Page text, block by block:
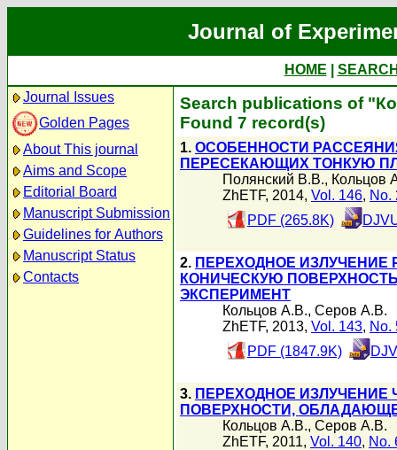
Journal of
HOME
Journal Issues
Golden Pages
About This journal
Aims and Scope
Editorial Board
Manuscript Submission
Guidelines for Authors
Manuscript Status
Contacts
Search publications of
Found 7 record(s)
1. ОСОБЕННОСТИ
ПЕРЕСЕКАЮЩИХ ТОНКУЮ
Полянский В.В., Кольцов
ZhETF, 2014, Vol. 146, No.
PDF (265.8K)
2. ПЕРЕХОДНОЕ
КОНИЧЕСКУЮ
ЭКСПЕРИМЕНТ
Кольцов А.В., Серов А.В.
ZhETF, 2013, Vol. 143, No.
PDF (1847.9K)
3. ПЕРЕХОДНОЕ
ПОВЕРХНОСТИ,
Кольцов А.В., Серов А.В.
ZhETF, 2011, Vol. 140, No.